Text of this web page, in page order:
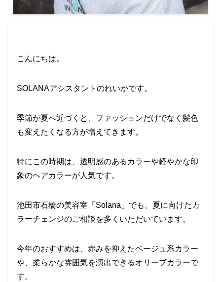
こんにちは。
SOLANAアシスタントのれいかです。
季節が夏へ近づくと、ファッションだけでなく髪色
も変えたくなる方が増えてきます。
特にこの時期は、透明感のあるカラーや軽やかな印
象のヘアカラーが人気です。
池田市石橋の美容室「Solana」でも、夏に向けたカ
ラーチェンジのご相談を多くいただいています。
今年のおすすめは、赤みを抑えたベージュ系カラー
や、柔らかな雰囲気を演出できるオリーブカラーで
す。